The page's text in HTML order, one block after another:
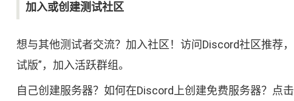
加入或创建测试社区
想与其他测试者交流？加入社区！访问Discord社区推荐
试版”，加入活跃群组。
自己创建服务器？如何在Discord上创建免费服务器？点